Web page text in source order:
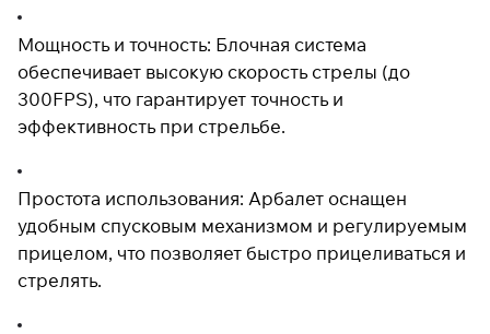
Мощность и точность: Блочная система
обеспечивает высокую скорость стрелы (до
300FPS), что гарантирует точность и
эффективность при стрельбе.
Простота использования: Арбалет оснащен
удобным спусковым механизмом и регулируемым
прицелом, что позволяет быстро прицеливаться и
стрелять.
раз в 2 недели